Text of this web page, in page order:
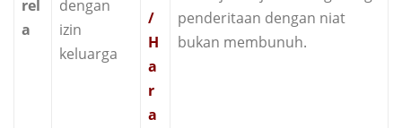
rel
a
dengan
izin
keluarga
/
H
a
r
a
penderitaan dengan niat
bukan membunuh.